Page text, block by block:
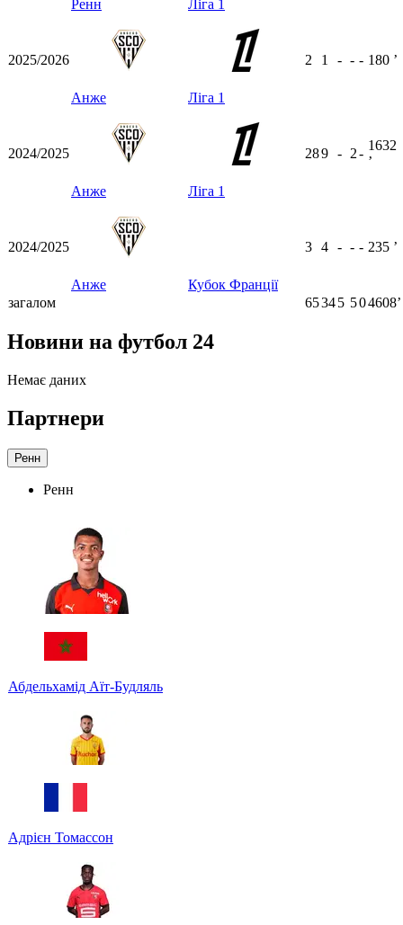
Ренн Ліга 1
2025/2026
Анже Ліга 1
2 1 - - - 180 ʼ
2024/2025
Анже Ліга 1
289 - 2-
1632
ʼ
2024/2025
Анже Кубок Франції
3 4 - - - 235 ʼ
загалом 65345 504608ʼ
Новини на футбол 24
Немає даних
Партнери
Ренн
Ренн
Абдельхамід Аїт-Будляль
Адрієн Томассон